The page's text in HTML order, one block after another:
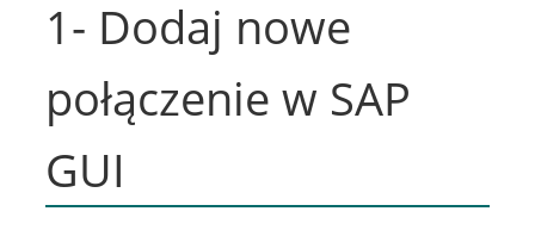
1- Dodaj nowe
połączenie w SAP
GUI